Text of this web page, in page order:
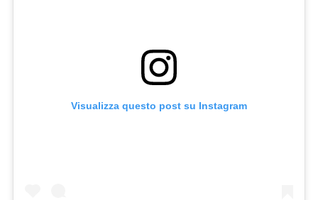
Visualizza questo post su Instagram